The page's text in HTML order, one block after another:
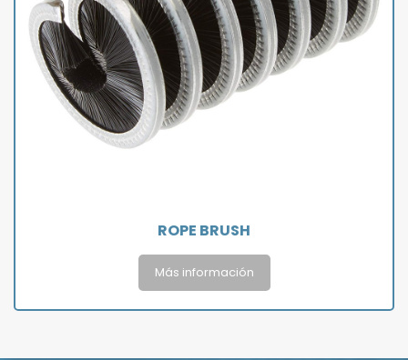
ROPE BRUSH
Más información